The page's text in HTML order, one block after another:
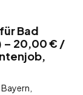
Bad
– 20,00 € /